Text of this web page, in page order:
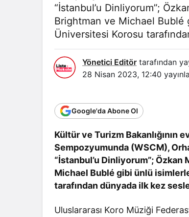
“İstanbul’u Dinliyorum”;
Brightman ve Michael Bublé
Üniversitesi Korosu
Yönetici Editör tarafından
28 Nisan 2023, 12:40
Google'da Abone Ol
Kültür ve Turizm Bakanlığının
Sempozyumunda (WSCM),
“İstanbul’u Dinliyorum”;
Michael Bublé gibi ünlü
tarafından dünyada ilk kez
Uluslararası Koro Müziği